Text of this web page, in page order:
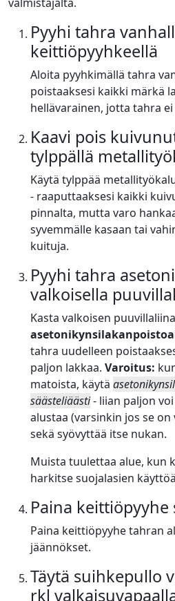
Pyyhi tahra
keittiöpyyhkeellä
Aloita pyyhkimällä tahra
poistaaksesi kaikki märkä
hellävarainen, jotta tahra ei
Kaavi pois
tylppällä
Käytä tylppää
- raaputtaaksesi kaikki
pinnalta, mutta varo
syvemmälle kasaan tai
kuituja.
Pyyhi tahra
valkoisella
Kasta valkoisen
tahra uudelleen
paljon lakkaa. Varoitus:
matoista, käytä
säästeliäästi- liian paljon
alustaa (varsinkin jos se
sekä syövyttää itse nukan.
Muista tuulettaa alue, kun
harkitse suojalasien
Paina
Paina keittiöpyyhe tahran
jäännökset.
Täytä suihkepullo
rkl